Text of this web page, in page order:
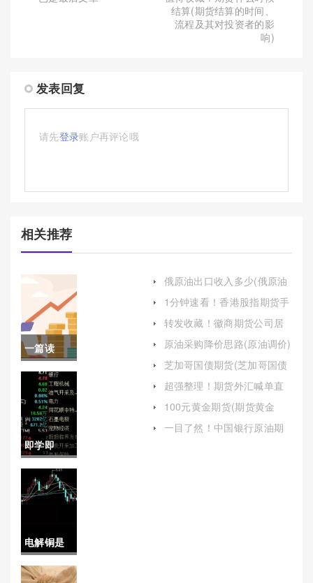
结算(期货结算的时间、
流程及其对投资者的影
响)
发表回复
请先登录账户再评论哦
相关推荐
一篇读
懂！原油
期货开户
平台（帮
助投资者
做出明智
即学即
用！蜘蛛
财经外盘
(外盘期货
主力合约)
电解铜是
什么如何
俄原油出口收入多少(俄原油
1分钟速看！香港股指期货手
解和应对这一成本）
转发收藏！徽商期货公司居
者广泛参与的一种金融活动)
原油采购降价思路(原油调价)
芝加哥国债期货(芝加哥国债
超强整理！期货外汇喊单直
获取专业分析和实时喊单服
务的平台）
100元黄金期货(期货黄金
一目了然！中国银行原油期